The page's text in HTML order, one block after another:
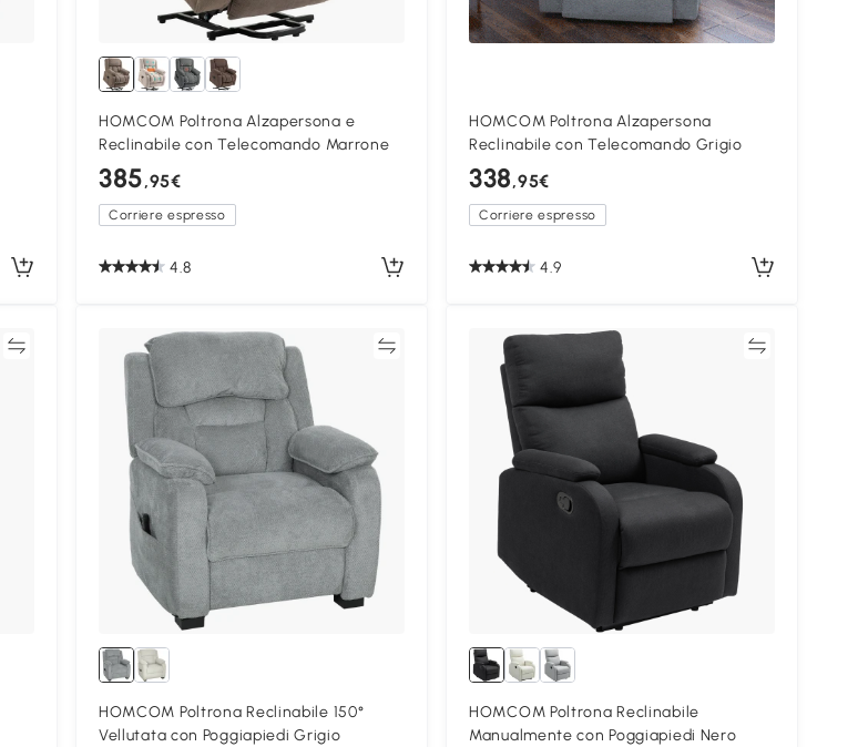
HOMCOM Poltrona Alzapersona e
Reclinabile con Telecomando Marrone
385,95€
Corriere espresso
4.8
HOMCOM Poltrona Alzapersona
Reclinabile con Telecomando Grigio
338,95€
Corriere espresso
4.9
Confronta
HOMCOM Poltrona Reclinabile 150°
Vellutata con Poggiapiedi Grigio
HOMCOM Poltrona Reclinabile
Manualmente con Poggiapiedi Nero